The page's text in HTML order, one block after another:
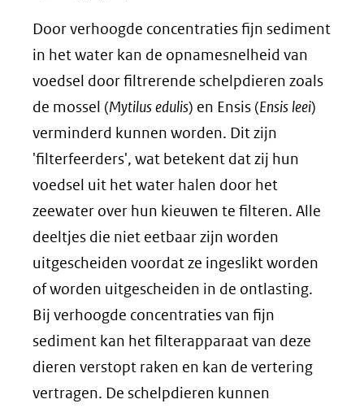
Door verhoogde concentraties fijn sediment
in het water kan de opnamesnelheid van
voedsel door filtrerende schelpdieren zoals
de mossel (Mytilus edulis) en Ensis (Ensis leei)
verminderd kunnen worden. Dit zijn
'filterfeerders', wat betekent dat zij hun
voedsel uit het water halen door het
zeewater over hun kieuwen te filteren. Alle
deeltjes die niet eetbaar zijn worden
uitgescheiden voordat ze ingeslikt worden
of worden uitgescheiden in de ontlasting.
Bij verhoogde concentraties van fijn
sediment kan het filterapparaat van deze
dieren verstopt raken en kan de vertering
vertragen. De schelpdieren kunnen